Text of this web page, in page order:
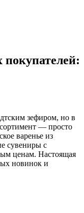
зефиром, но в
— просто
варенье из
сувениры с
ценам. Настоящая
новинок и